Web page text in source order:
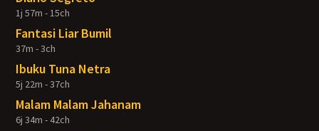
1j 57m - 15ch
Fantasi Liar Bumil
37m - 3ch
Ibuku Tuna Netra
5j 22m - 37ch
Malam Malam Jahanam
6j 34m - 42ch